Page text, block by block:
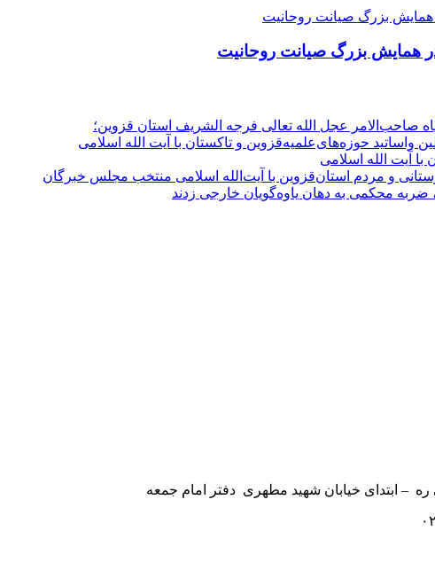
همایش بزرگ صیانت روحانیت
صاحب‌الامر عجل الله تعالی فرجه الشریف استان قزوین؛
واساتید حوزه‌های‌علمیه‌قزوین و تاکستان با آیت الله اسلامی
آیت الله اسلامی
و مردم‌ استان‌قزوین با آیت‌الله‌ اسلامی منتخب مجلس‌ خبرگان
محکمی به دهان یاوه‌گویان خارجی زدند
ره – ابتدای خیابان شهید مطهری دفتر امام جمعه